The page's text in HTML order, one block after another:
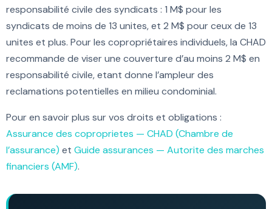
responsabilité civile des syndicats : 1 M$ pour les
syndicats de moins de 13 unites, et 2 M$ pour ceux de 13
unites et plus. Pour les copropriétaires individuels, la CHAD
recommande de viser une couverture d’au moins 2 M$ en
responsabilité civile, etant donne l’ampleur des
reclamations potentielles en milieu condominial.
Pour en savoir plus sur vos droits et obligations :
Assurance des coproprietes — CHAD (Chambre de
l’assurance) et Guide assurances — Autorite des marches
financiers (AMF).